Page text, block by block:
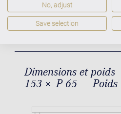
Residence R 6
poids
Dimensions et poids
153 × P 65
Poids
No, adjust
Save selection